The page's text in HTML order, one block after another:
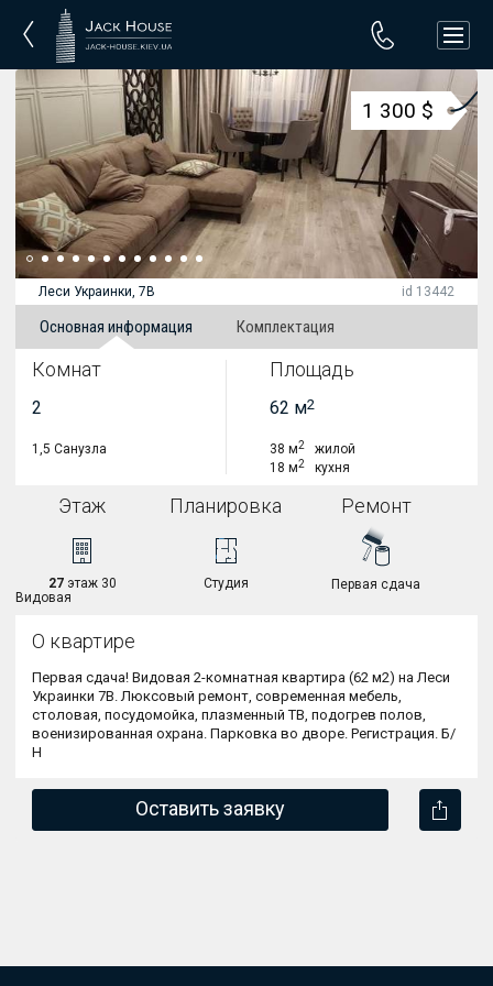
Леси Украинки, 7В id 13442
Основная информация Комплектация
1 300 $
Комнат
2
1,5 Санузла
Площадь
62 м2
38 м2жилой
18 м2кухня
О квартире
Первая сдача! Видовая 2-комнатная квартира (62 м2) на Леси
Украинки 7В. Люксовый ремонт, современная мебель,
столовая, посудомойка, плазменный ТВ, подогрев полов,
военизированная охрана. Парковка во дворе. Регистрация. Б/
Н
Этаж
27этаж 30
Видовая
Планировка
Студия
Ремонт
Первая сдача
Оставить заявку